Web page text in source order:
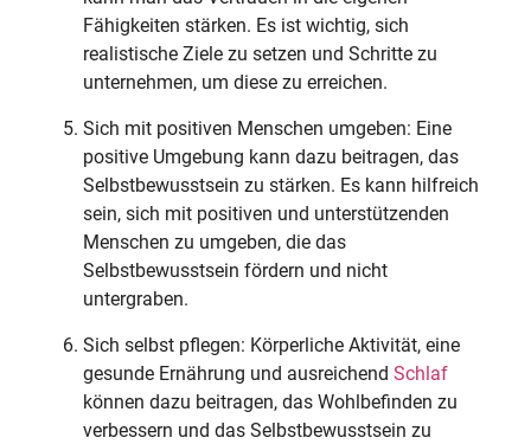
Fähigkeiten stärken. Es ist wichtig, sich
realistische Ziele zu setzen und Schritte zu
unternehmen, um diese zu erreichen.
Sich mit positiven Menschen umgeben: Eine
positive Umgebung kann dazu beitragen, das
Selbstbewusstsein zu stärken. Es kann hilfreich
sein, sich mit positiven und unterstützenden
Menschen zu umgeben, die das
Selbstbewusstsein fördern und nicht
untergraben.
Sich selbst pflegen: Körperliche Aktivität, eine
gesunde Ernährung und ausreichend Schlaf
können dazu beitragen, das Wohlbefinden zu
verbessern und das Selbstbewusstsein zu